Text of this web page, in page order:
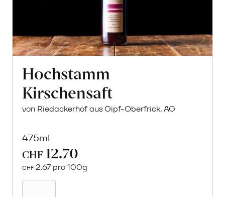
Hochstamm
Kirschensaft
von Riedackerhof aus Gipf-Oberfrick, AG
475ml
CHF 12.70
CHF 2.67 pro 100g